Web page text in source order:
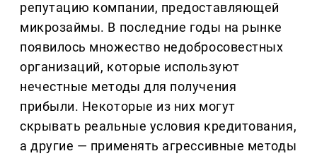
репутацию компании, предоставляющей
микрозаймы. В последние годы на рынке
появилось множество недобросовестных
организаций, которые используют
нечестные методы для получения
прибыли. Некоторые из них могут
скрывать реальные условия кредитования,
а другие — применять агрессивные методы